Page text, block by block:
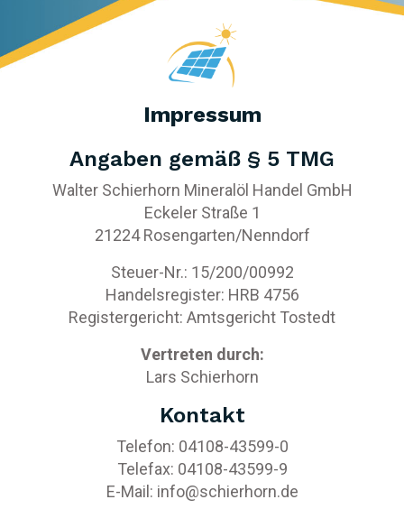
Impressum
Angaben gemäß § 5 TMG
Walter Schierhorn Mineralöl Handel GmbH
Eckeler Straße 1
21224 Rosengarten/Nenndorf
Steuer-Nr.: 15/200/00992
Handelsregister: HRB 4756
Registergericht: Amtsgericht Tostedt
Vertreten durch:
Lars Schierhorn
Kontakt
Telefon: 04108-43599-0
Telefax: 04108-43599-9
E-Mail: info@schierhorn.de